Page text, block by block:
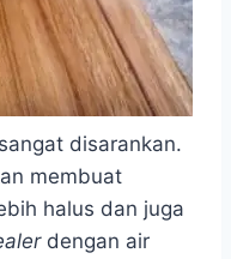
sangat disarankan.
membuat
halus dan juga
dengan air